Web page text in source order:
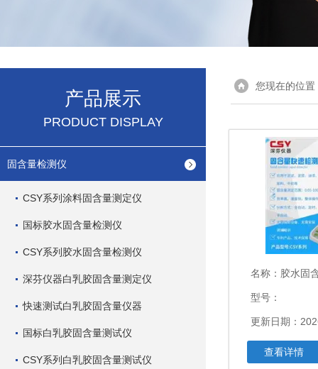
产品展示
PRODUCT DISPLAY
固含量检测仪
CSY系列涂料固含量测定仪
国标胶水固含量检测仪
CSY系列胶水固含量检测仪
深芬仪器白乳胶固含量测定仪
快速测试白乳胶固含量仪器
国标白乳胶固含量测试仪
CSY系列白乳胶固含量测试仪
您现在的位置
名称： 胶水固
型号：
更新日期：
查看详情